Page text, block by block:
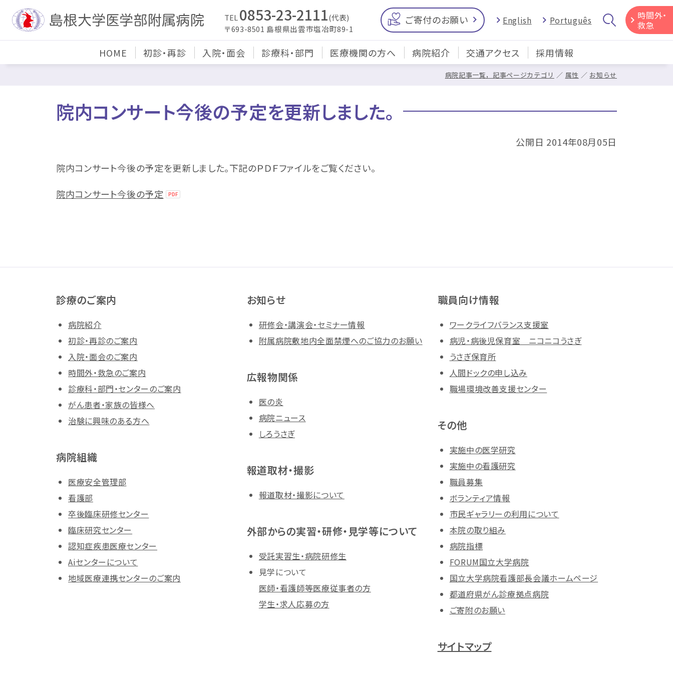
TEL 0853-23-2111(代表)
〒693-8501 島根県出雲市塩冶町89-1
ご寄付のお願い English Português
時間外・
救急
HOME 初診・再診 入院・面会 診療科・部門 医療機関の方へ 病院紹介 交通アクセス 採用情報
病院記事一覧，記事ページカテゴリ 属性 お知らせ
院内コンサート今後の予定を更新しました。
公開日 2014年08月05日
院内コンサート今後の予定を更新しました。下記のＰＤＦファイルをご覧ください。
院内コンサート今後の予定
診療のご案内
病院紹介
初診・再診のご案内
入院・面会のご案内
時間外・救急のご案内
診療科・部門・センターのご案内
がん患者・家族の皆様へ
治験に興味のある方へ
病院組織
医療安全管理部
看護部
卒後臨床研修センター
臨床研究センター
認知症疾患医療センター
Aiセンターについて
地域医療連携センターのご案内
お知らせ
研修会・講演会・セミナー情報
附属病院敷地内全面禁煙へのご協力のお願い
広報物関係
医の炎
病院ニュース
しろうさぎ
報道取材・撮影
報道取材・撮影について
外部からの実習・研修・見学等について
受託実習生・病院研修生
見学について
医師・看護師等医療従事者の方
学生・求人応募の方
職員向け情報
ワークライフバランス支援室
病児・病後児保育室 ニコニコうさぎ
うさぎ保育所
人間ドックの申し込み
職場環境改善支援センター
その他
実施中の医学研究
実施中の看護研究
職員募集
ボランティア情報
市民ギャラリーの利用について
本院の取り組み
病院指標
FORUM国立大学病院
国立大学病院看護部長会議ホームページ
都道府県がん診療拠点病院
ご寄附のお願い
サイトマップ